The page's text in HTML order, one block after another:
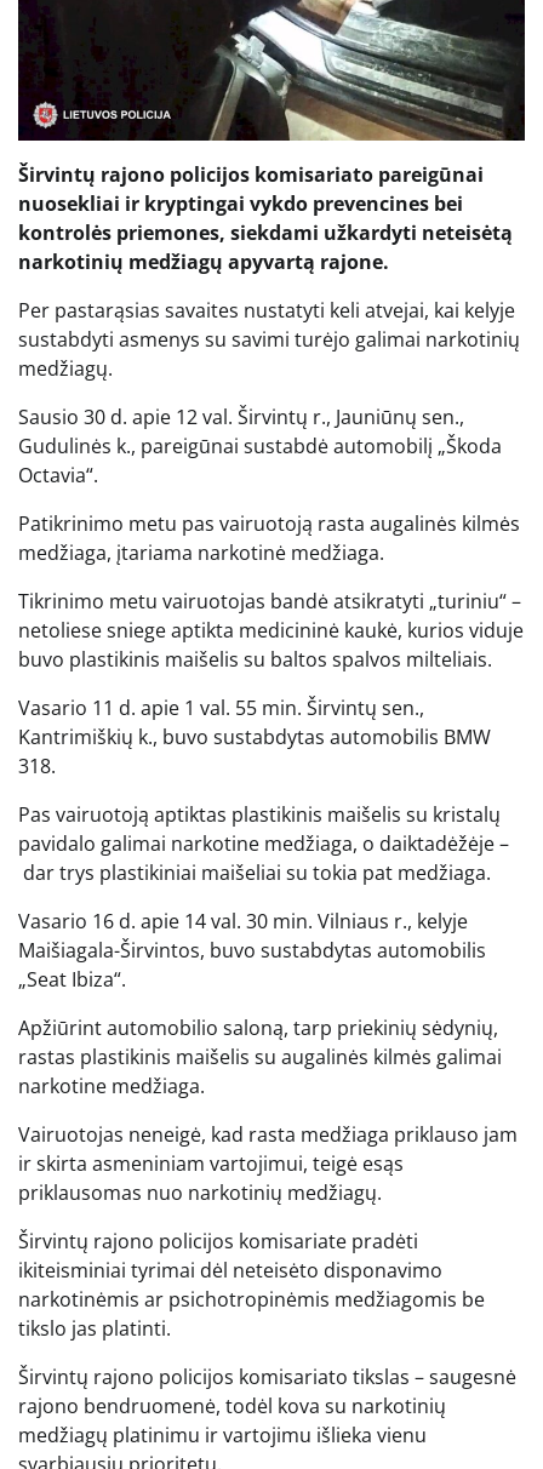
Širvintų rajono policijos komisariato pareigūnai
nuosekliai ir kryptingai vykdo prevencines bei
kontrolės priemones, siekdami užkardyti neteisėtą
narkotinių medžiagų apyvartą rajone.
Per pastarąsias savaites nustatyti keli atvejai, kai kelyje
sustabdyti asmenys su savimi turėjo galimai narkotinių
medžiagų.
Sausio 30 d. apie 12 val. Širvintų r., Jauniūnų sen.,
Gudulinės k., pareigūnai sustabdė automobilį „Škoda
Octavia“.
Patikrinimo metu pas vairuotoją rasta augalinės kilmės
medžiaga, įtariama narkotinė medžiaga.
Tikrinimo metu vairuotojas bandė atsikratyti „turiniu“ –
netoliese sniege aptikta medicininė kaukė, kurios viduje
buvo plastikinis maišelis su baltos spalvos milteliais.
Vasario 11 d. apie 1 val. 55 min. Širvintų sen.,
Kantrimiškių k., buvo sustabdytas automobilis BMW
318.
Pas vairuotoją aptiktas plastikinis maišelis su kristalų
pavidalo galimai narkotine medžiaga, o daiktadėžėje –
dar trys plastikiniai maišeliai su tokia pat medžiaga.
Vasario 16 d. apie 14 val. 30 min. Vilniaus r., kelyje
Maišiagala-Širvintos, buvo sustabdytas automobilis
„Seat Ibiza“.
Apžiūrint automobilio saloną, tarp priekinių sėdynių,
rastas plastikinis maišelis su augalinės kilmės galimai
narkotine medžiaga.
Vairuotojas neneigė, kad rasta medžiaga priklauso jam
ir skirta asmeniniam vartojimui, teigė esąs
priklausomas nuo narkotinių medžiagų.
Širvintų rajono policijos komisariate pradėti
ikiteisminiai tyrimai dėl neteisėto disponavimo
narkotinėmis ar psichotropinėmis medžiagomis be
tikslo jas platinti.
Širvintų rajono policijos komisariato tikslas – saugesnė
rajono bendruomenė, todėl kova su narkotinių
medžiagų platinimu ir vartojimu išlieka vienu